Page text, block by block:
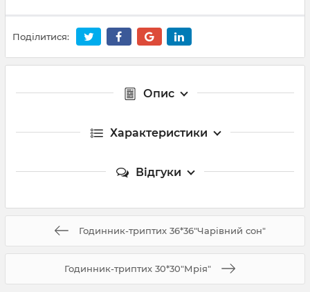
Поділитися:
Опис
Характеристики
Відгуки
Годинник-триптих 36*36"Чарівний сон"
Годинник-триптих 30*30"Мрія"